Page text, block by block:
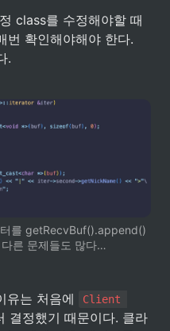
class를 수정해야할 때
번 확인해야해야 한다.
.
를 getRecvBuf().append()
른 문제들도 많다…
유는 처음에
Client
결정했기 때문이다. 클라